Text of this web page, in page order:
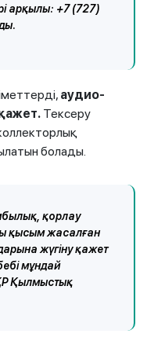
арқылы: +7 (727)
аудио-
Тексеру
болады.
қорлау
қысым жасалған
жүгіну қажет
мұндай
Қылмыстық